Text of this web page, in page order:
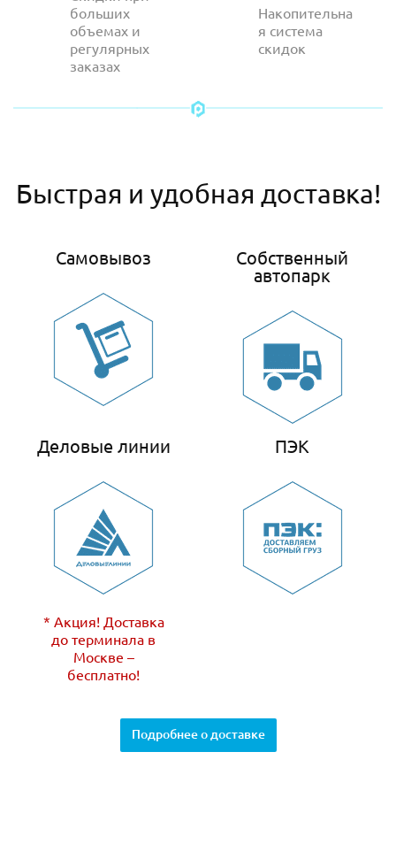
больших
объемах и
регулярных
заказах
Накопительна
я система
скидок
Быстрая и удобная доставка!
Самовывоз
Собственный
автопарк
Деловые линии
* Акция! Доставка
до терминала в
Москве –
бесплатно!
ПЭК
Подробнее о доставке